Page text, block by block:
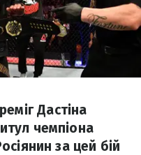
Дастіна
чемпіона
за цей бій